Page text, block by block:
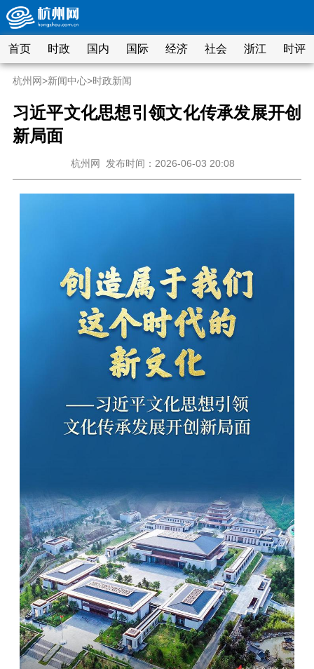
首页 时政 国内 国际 经济 社会 浙江 时评
杭州网>新闻中心>时政新闻
习近平文化思想引领文化传承发展开创
新局面
杭州网 发布时间：2026-06-03 20:08